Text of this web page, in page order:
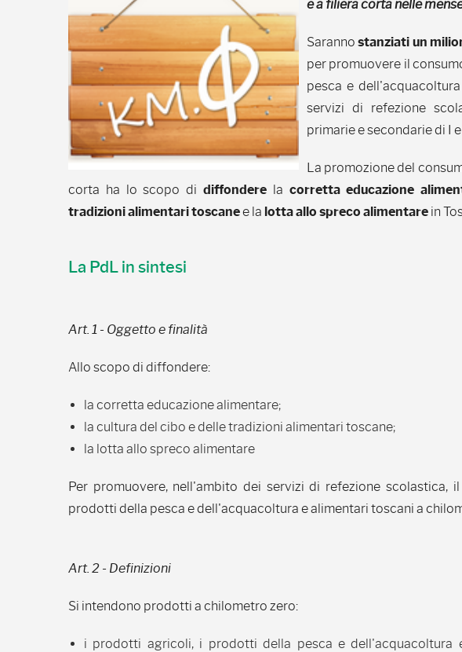
e a filiera corta nelle
Sarannostanziati un
per promuovere il
pesca e
servizi di refezione
primarie e secondarie di I
La promozione del
corta ha lo scopo di diffondere la corretta educazione
tradizioni alimentari toscanee la lotta allo spreco alimentare in
La PdL in sintesi
Art. 1 - Oggetto e finalità
Allo scopo di diffondere:
la corretta educazione alimentare;
la cultura del cibo e delle tradizioni alimentari toscane;
la lotta allo spreco alimentare
Per promuovere, nell'ambito dei servizi di refezione scolastica,
prodotti della pesca e dell'acquacoltura e alimentari toscani a
Art. 2 - Definizioni
Si intendono prodotti a chilometro zero:
i prodotti agricoli, i prodotti della pesca e dell'acquacoltura